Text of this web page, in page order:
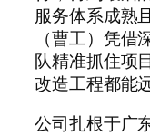
服务体系成熟
（曹工）凭
队精准抓住项
改造工程都能
公司扎根于广